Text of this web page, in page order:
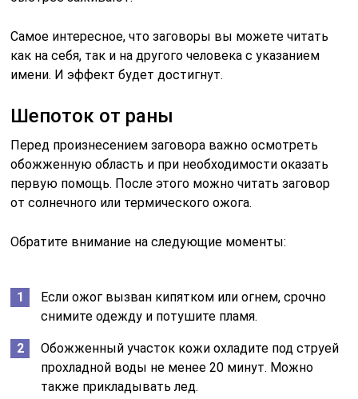
Самое интересное, что заговоры вы можете читать
как на себя, так и на другого человека с указанием
имени. И эффект будет достигнут.
Шепоток от раны
Перед произнесением заговора важно осмотреть
обожженную область и при необходимости оказать
первую помощь. После этого можно читать заговор
от солнечного или термического ожога.
Обратите внимание на следующие моменты:
Если ожог вызван кипятком или огнем, срочно
снимите одежду и потушите пламя.
Обожженный участок кожи охладите под струей
прохладной воды не менее 20 минут. Можно
также прикладывать лед.